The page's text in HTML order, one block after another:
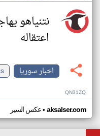
نتنياهو
اعتقاله
اخبار سوريا
QN31ZQ
عكس السير• aksalser.com